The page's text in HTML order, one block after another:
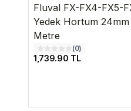
Fluval FX-FX4-FX5-
Yedek Hortum
Metre
(0)
1,739.90 TL